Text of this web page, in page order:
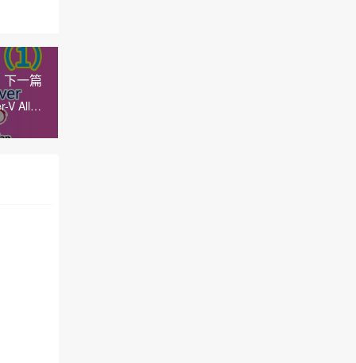
下一篇
V All in